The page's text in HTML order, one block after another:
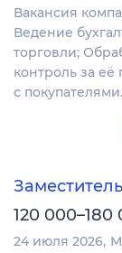
Вакансия
Ведение
торговли;
контроль за
с
120 000–180
24 июля 2026